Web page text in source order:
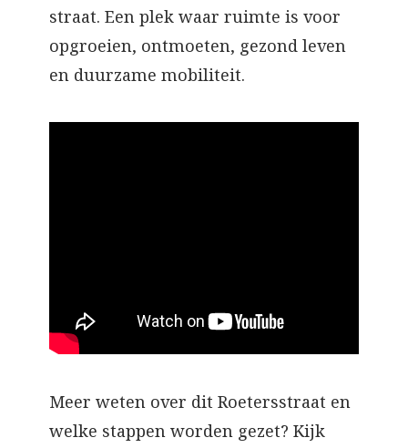
straat. Een plek waar ruimte is voor
opgroeien, ontmoeten, gezond leven
en duurzame mobiliteit.
Meer weten over dit Roetersstraat en
welke stappen worden gezet? Kijk